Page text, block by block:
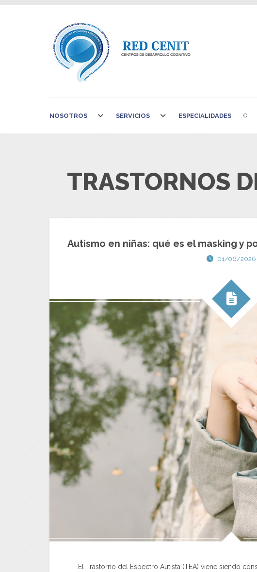
NOSOTROS SERVICIOS ESPECIALIDADES
TRASTORNOS
Autismo en niñas: qué es el masking y
01/06/2026
El Trastorno del Espectro Autista (TEA) viene siendo